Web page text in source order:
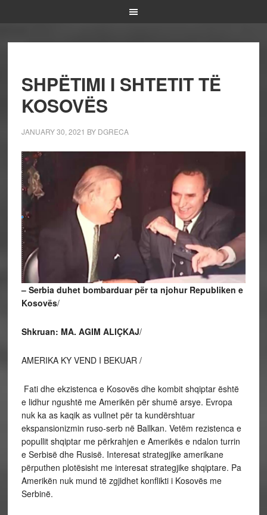
SHPËTIMI I SHTETIT TË
KOSOVËS
JANUARY 30, 2021 BY DGRECA
– Serbia duhet bombarduar për ta njohur Republiken e
Kosovës/
Shkruan: MA. AGIM ALIÇKAJ/
AMERIKA KY VEND I BEKUAR /
Fati dhe ekzistenca e Kosovës dhe kombit shqiptar është
e lidhur ngushtë me Amerikën për shumë arsye. Evropa
nuk ka as kaqik as vullnet për ta kundërshtuar
ekspansionizmin ruso-serb në Ballkan. Vetëm rezistenca e
popullit shqiptar me përkrahjen e Amerikës e ndalon turrin
e Serbisë dhe Rusisë. Interesat strategjike amerikane
përputhen plotësisht me interesat strategjike shqiptare. Pa
Amerikën nuk mund të zgjidhet konflikti i Kosovës me
Serbinë.